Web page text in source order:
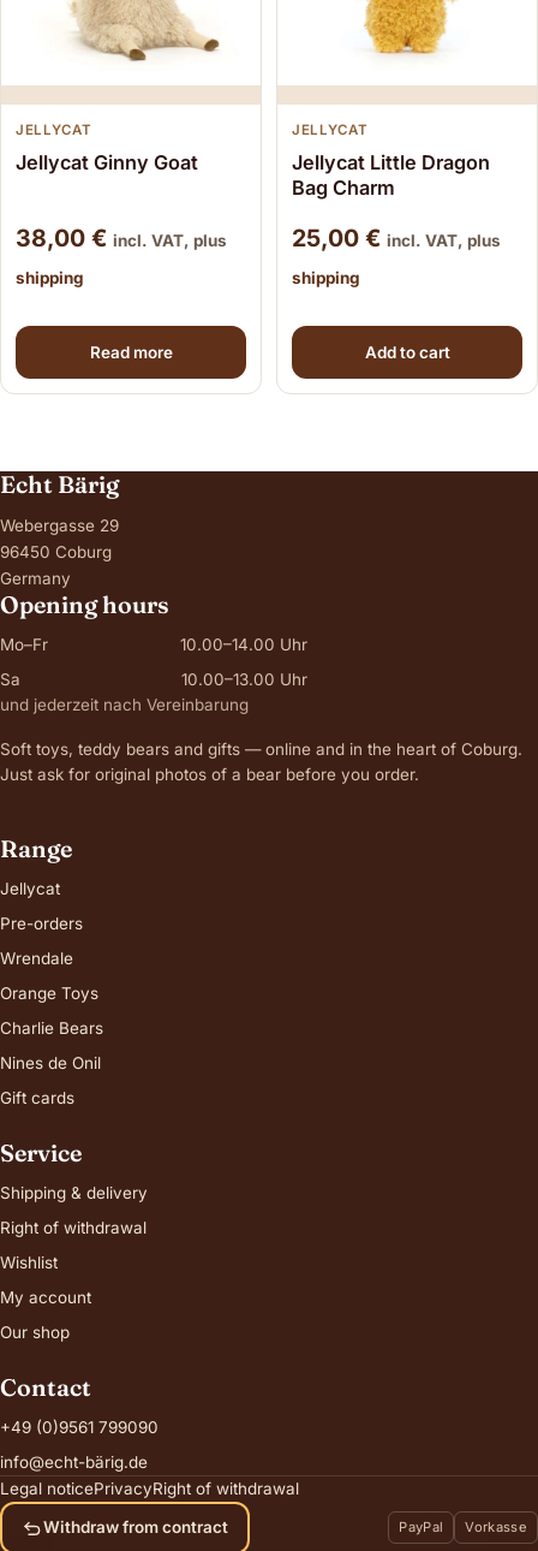
JELLYCAT
Jellycat Ginny Goat
38,00 € incl. VAT, plus
shipping
Read more
JELLYCAT
Jellycat Little Dragon
Bag Charm
25,00 € incl. VAT, plus
shipping
Add to cart
Echt Bärig
Webergasse 29
96450 Coburg
Germany
Opening hours
Mo–Fr
10.00–14.00 Uhr
Sa
10.00–13.00 Uhr
und jederzeit nach Vereinbarung
Soft toys, teddy bears and gifts — online and in the heart of Coburg.
Just ask for original photos of a bear before you order.
Range
Jellycat
Pre-orders
Wrendale
Orange Toys
Charlie Bears
Nines de Onil
Gift cards
Service
Shipping & delivery
Right of withdrawal
Wishlist
My account
Our shop
Contact
+49 (0)9561 799090
info@echt-bärig.de
Legal noticePrivacyRight of withdrawal
Withdraw from contract PayPal Vorkasse